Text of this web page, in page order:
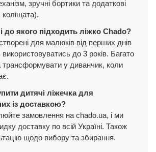
зручні бортики та додаткові
до якого підходить ліжко Chado?
для малюків від перших днів
до 3 років. Багато
у диванчик, коли
дитячі ліжечка для
із доставкою?
замовлення на chado.ua, і ми
доставку по всій Україні. Також
щодо вибору та збирання.